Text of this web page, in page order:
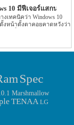
10 มีฟีเจอร์แสกนม่าน
งเทคนิคว่า Windows 10
งหน้าตั้งตาคอยคาดหวังว่า
ม่ที่รันระบบปฏิบัติการ
ว่ามันเป็นแฟ็บเล็ต Lumia
เอียดสูง 2K ใช้ชิพ Octa-
Spec
Marshmallow
TENAA LG